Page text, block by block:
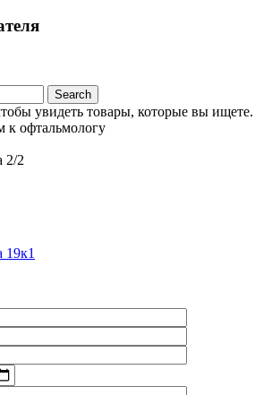
Search
увидеть товары, которые вы ищете.
к офтальмологу
2/2
19к1